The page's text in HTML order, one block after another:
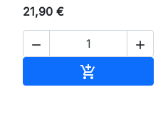
21,90 €
 
